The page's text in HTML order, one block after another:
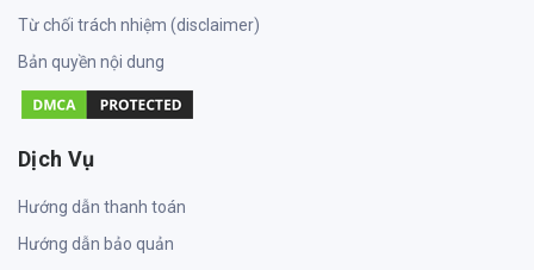
Từ chối trách nhiệm (disclaimer)
Bản quyền nội dung
Dịch Vụ
Hướng dẫn thanh toán
Hướng dẫn bảo quản